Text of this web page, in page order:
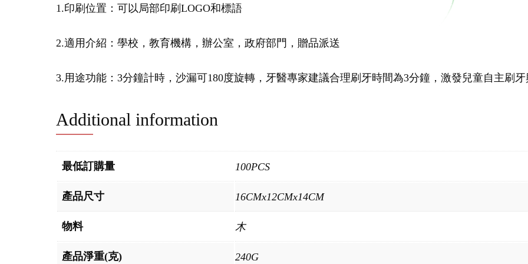
1.印刷位置：可以局部印刷LOGO和標語
2.適用介紹：學校，教育機構，辦公室，政府部門，贈品派送
3.用途功能：3分鐘計時，沙漏可180度旋轉，牙醫專家建議合理刷牙時間為3分鐘，激發兒童自主刷
Additional information
最低訂購量 100PCS
產品尺寸 16CMx12CMx14CM
物料 木
產品淨重(克) 240G